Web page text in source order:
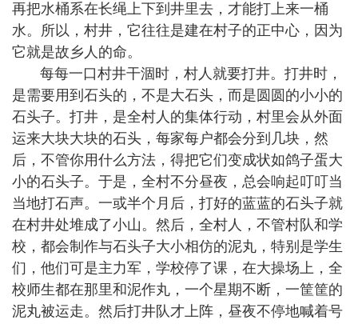
再把水桶系在长绳上下到井里去，才能打上来一桶
水。所以，村井，它往往是建在村子的正中心，因为
它就是故乡人的命。
每每一口村井干涸时，村人就要打井。打井时，
是需要用到石头的，不是大石头，而是圆圆的小小的
石头子。打井，是全村人的集体行动，村里会从外面
运来大块大块的石头，每家每户都会分到几块，然
后，不管你用什么方法，得把它们变成状如鸽子蛋大
小的石头子。于是，全村不分昼夜，总会响起叮叮当
当地打石声。一或半个月后，打好的蓝蓝的石头子就
在村井处堆成了小山。然后，全村人，不管村队和学
校，都会制作与石头子大小相仿的泥丸，特别是学生
们，他们可是主力军，学校停了课，在大操场上，全
校师生都在那里和泥作丸，一个星期不断，一筐筐的
泥丸被运走。然后打井队才上阵，昼夜不停地喊着号